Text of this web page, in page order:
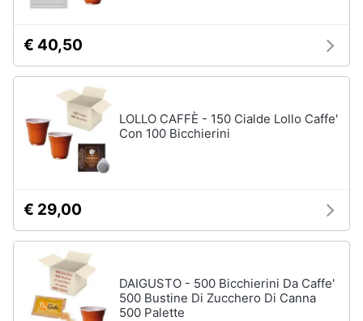
€ 40,50
LOLLO CAFFÈ - 150 Cialde Lollo Caffe'
Con 100 Bicchierini
€ 29,00
DAIGUSTO - 500 Bicchierini Da Caffe'
500 Bustine Di Zucchero Di Canna
500 Palette